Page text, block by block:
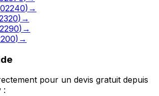
02240) →
) →
) →
) →
pour un devis gratuit depuis
: